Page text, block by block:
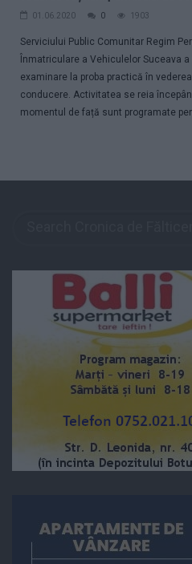
01.06.2020 0 1903
Serviciului Public Comunitar Regim
Înmatriculare a Vehiculelor Suceava
examinare la proba practică în
conducere. Activitatea se reia
momentul de față sunt programate